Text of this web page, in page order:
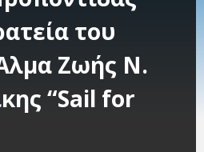
του
Ζωής Ν.
“Sail for